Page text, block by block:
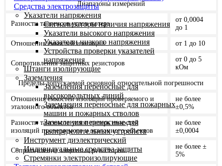
Средства электрозащиты
Указатели напряжения
Сигнализаторы наличия напряжения
Указатели высокого напряжения
Указатели низкого напряжения
Устройства проверки указателей
напряжения
Штанги изолирующие
Заземления
Заземления переносные для
высоковольтных линий
Заземления переносные для пожарных
машин и пожарных стволов
Заземления переносные для
распределительных устройств
Инструмент диэлектрический
Индивидуальные средства защиты
Стремянки электроизолирующие
Диапазоны измерений
Разности тангенсов углов потерь
от 0,0004
до 1
Отношения емкостей изоляций от 1 до 10
Сопротивления защитных резисторов
от 0 до 5
кОм
Пределы допускаемой основной относительной погрешности
Отношения емкостей изоляций проверяемого и
эталонного объектов
не более
±0,5%
Разности тангенсов углов потерь емкостей
изоляций проверяемого и эталонного объектов
не более
±0,0004
Сопротивления защитных резисторов
не более ±
5%